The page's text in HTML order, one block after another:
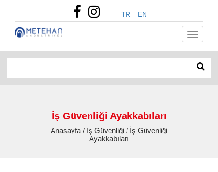
TR EN
İş Güvenliği Ayakkabıları
Anasayfa / Iş Güvenliği / İş Güvenliği
Ayakkabıları